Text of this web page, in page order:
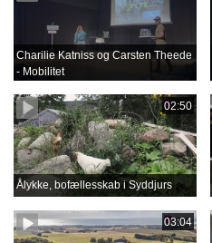
Charilie Katniss og Carsten Theede
- Mobilitet
02:50
Ålykke, bofællesskab i Syddjurs
03:04